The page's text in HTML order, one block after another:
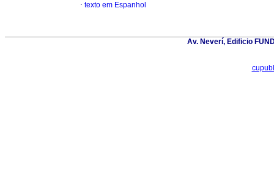
· texto em Espanhol
Av. Neverí, Edificio